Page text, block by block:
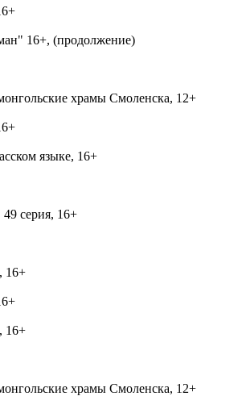
16+, (продолжение)
храмы Смоленска, 12+
языке, 16+
серия, 16+
16+
16+
храмы Смоленска, 12+